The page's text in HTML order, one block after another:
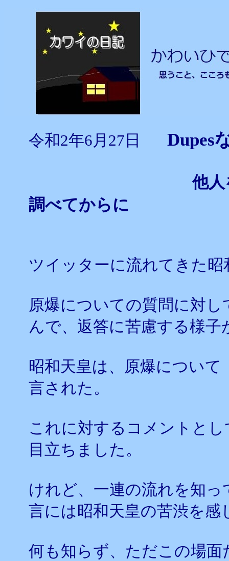
令和2年6月27日
他人を批判す
調べてからに
ツイッターに流れてきた
原爆についての質問に対
んで、返答に苦慮する様
昭和天皇は、原爆につい
言された。
これに対するコメントと
目立ちました。
けれど、一連の流れを知
言には昭和天皇の苦渋を
何も知らず、ただこの場